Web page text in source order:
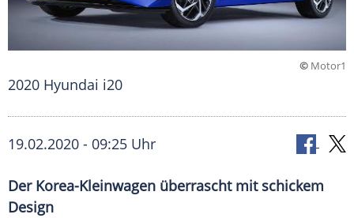
© Motor1
2020 Hyundai i20
19.02.2020 - 09:25 Uhr
Der Korea-Kleinwagen überrascht mit schickem
Design